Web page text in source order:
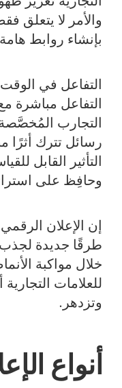
والأمر لا يتعلق
بإنشاء روابط
التفاعل في
التفاعل مباشرة
التجارب
رسائل تترك أثرًا
التأثير القابل
وحافِظ على
إن الإعلان
طرقًا جديدة لجذب
خلال مواكبة
للعلامات
وتزدهر.
أنواع